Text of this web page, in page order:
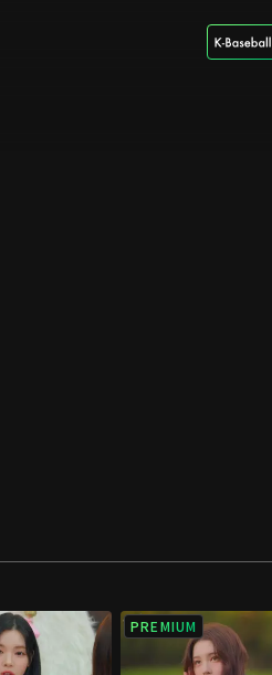
PREMIUM